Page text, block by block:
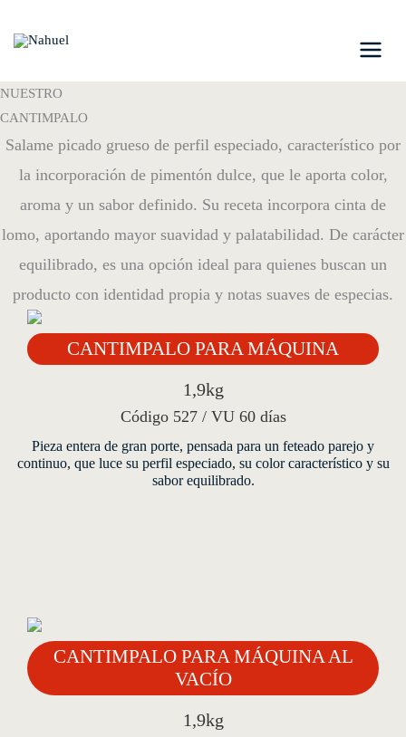
NUESTRO
CANTIMPALO
Salame picado grueso de perfil especiado, característico por
la incorporación de pimentón dulce, que le aporta color,
aroma y un sabor definido. Su receta incorpora cinta de
lomo, aportando mayor suavidad y palatabilidad. De carácter
equilibrado, es una opción ideal para quienes buscan un
producto con identidad propia y notas suaves de especias.
CANTIMPALO PARA MÁQUINA
1,9kg
Código 527 / VU 60 días
Pieza entera de gran porte, pensada para un feteado parejo y
continuo, que luce su perfil especiado, su color característico y su
sabor equilibrado.
CANTIMPALO PARA MÁQUINA AL
VACÍO
1,9kg